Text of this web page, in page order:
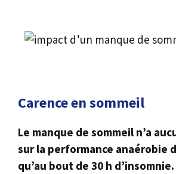
Carence en sommeil
Le manque de sommeil n’a
sur la performance anaérobie
qu’au bout de 30 h d’insomnie.